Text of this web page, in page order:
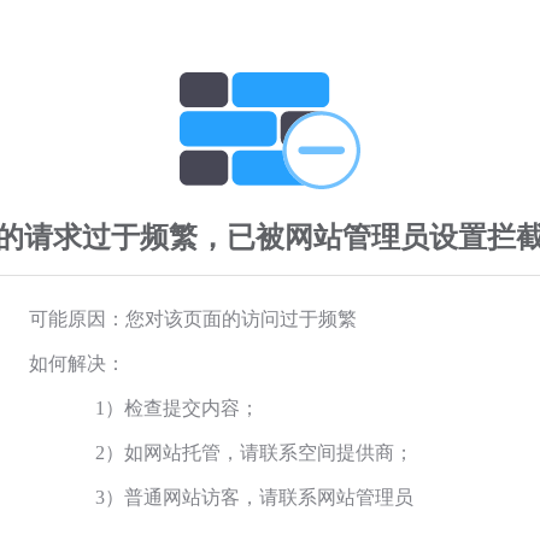
请求过于频繁，已被网站管理员设置拦
可能原因：您对该页面的访问过于频繁
如何解决：
1）检查提交内容；
2）如网站托管，请联系空间提供商；
3）普通网站访客，请联系网站管理员